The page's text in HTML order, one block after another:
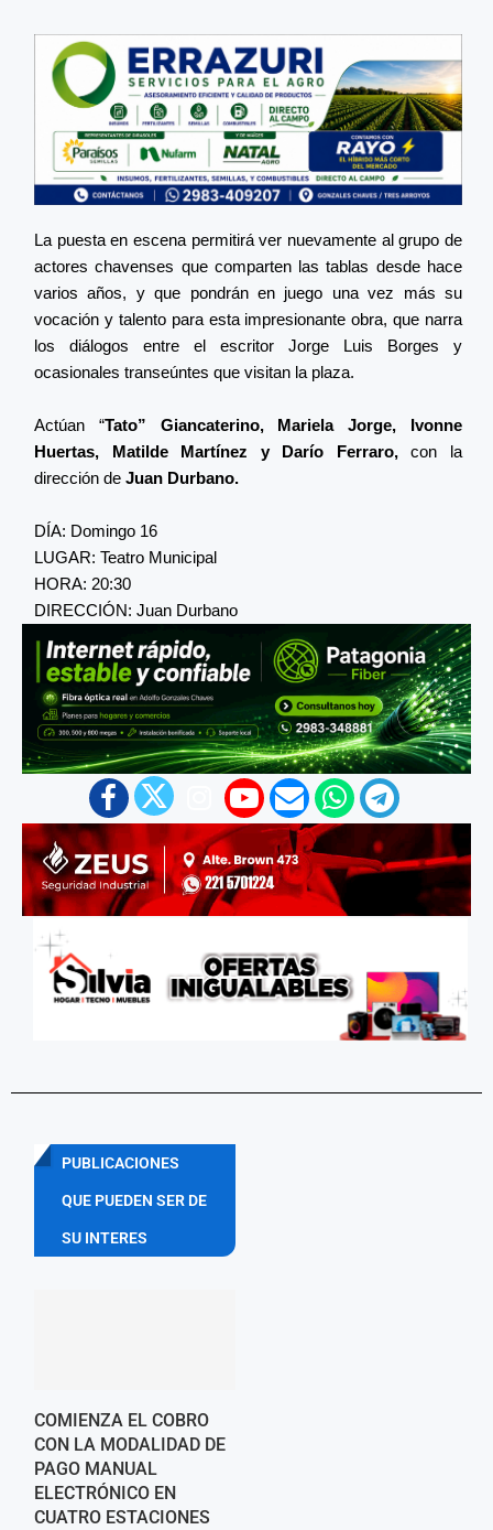
La puesta en escena permitirá ver nuevamente al grupo de
actores chavenses que comparten las tablas desde hace
varios años, y que pondrán en juego una vez más su
vocación y talento para esta impresionante obra, que narra
los diálogos entre el escritor Jorge Luis Borges y
ocasionales transeúntes que visitan la plaza.
Actúan “Tato” Giancaterino, Mariela Jorge, Ivonne
Huertas, Matilde Martínez y Darío Ferraro,con la
dirección de Juan Durbano.
DÍA: Domingo 16
LUGAR: Teatro Municipal
HORA: 20:30
DIRECCIÓN: Juan Durbano
PUBLICACIONES
QUE PUEDEN SER DE
SU INTERES
COMIENZA EL COBRO
CON LA MODALIDAD DE
PAGO MANUAL
ELECTRÓNICO EN
CUATRO ESTACIONES